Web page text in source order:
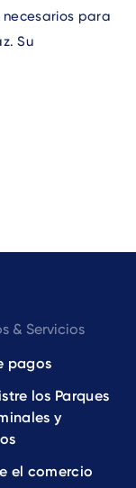
para
Su
& Servicios
pagos
los Parques
y
el comercio